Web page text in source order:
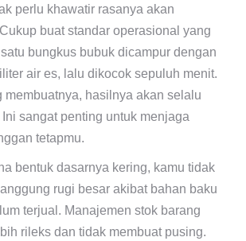
perlu khawatir rasanya akan
buat standar operasional yang
bungkus bubuk dicampur dengan
air es, lalu dikocok sepuluh menit.
membuatnya, hasilnya akan selalu
sangat penting untuk menjaga
tetapmu.
bentuk dasarnya kering, kamu tidak
rugi besar akibat bahan baku
terjual. Manajemen stok barang
rileks dan tidak membuat pusing.